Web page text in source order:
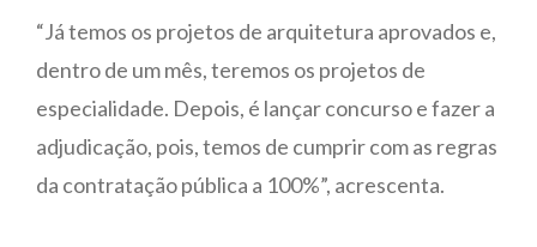
“Já temos os projetos de arquitetura aprovados e,
dentro de um mês, teremos os projetos de
especialidade. Depois, é lançar concurso e fazer a
adjudicação, pois, temos de cumprir com as regras
da contratação pública a 100%”, acrescenta.